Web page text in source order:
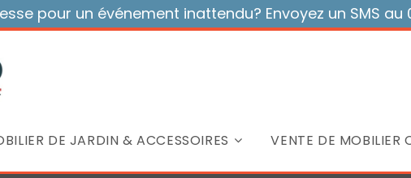
pour un événement inattendu? Envoyez un SMS au
DE JARDIN & ACCESSOIRES VENTE DE MOBILIER